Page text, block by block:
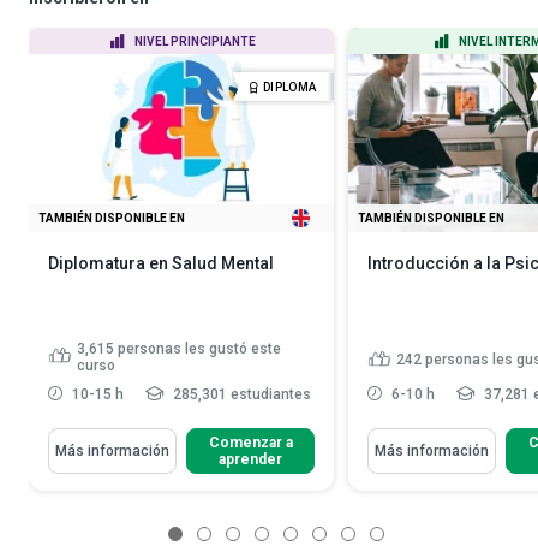
NIVEL PRINCIPIANTE
DIPLOMA
TAMBIÉN DISPONIBLE EN
Diplomatura en Salud Mental
3,615 personas les gustó este
curso
10-15 h
285,301 estudiantes
Más información
Comenzar a
aprender
NIVEL
TAMBIÉN DISPONIBLE EN
Introducción a la
242 personas les
6-10 h 37,281
Más información